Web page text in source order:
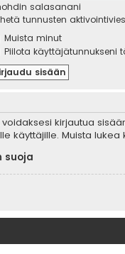
salasanani
tunnusten
Muista minut
Piilota käyttäjätunnukseni
kirjautua
käyttäjille. Muista
suoja